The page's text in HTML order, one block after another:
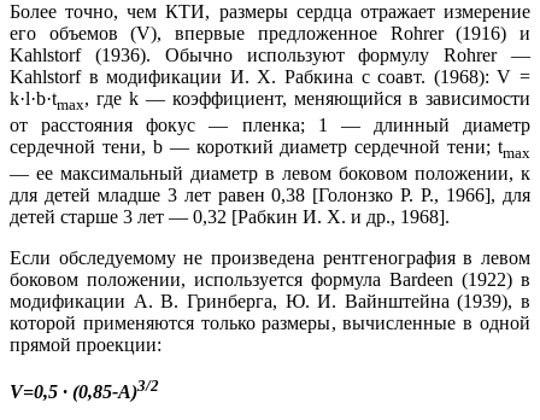
Более точно, чем КТИ, размеры сердца отражает измерение
его объемов (V), впервые предложенное Rohrer (1916) и
Kahlstorf (1936). Обычно используют формулу Rohrer —
Kahlstorf в модификации И. X. Рабкина с соавт. (1968): V =
k·l·b·tmах, где k — коэффициент, меняющийся в зависимости
от расстояния фокус — пленка; 1 — длинный диаметр
сердечной тени, b — короткий диаметр сердечной тени; tmax
— ее максимальный диаметр в левом боковом положении, к
для детей младше 3 лет равен 0,38 [Голонзко Р. Р., 1966], для
детей старше 3 лет — 0,32 [Рабкин И. X. и др., 1968].
Если обследуемому не произведена рентгенография в левом
боковом положении, используется формула Bardeen (1922) в
модификации А. В. Гринберга, Ю. И. Вайнштейна (1939), в
которой применяются только размеры, вычисленные в одной
прямой проекции:
V=0,5 · (0,85-А)3/2